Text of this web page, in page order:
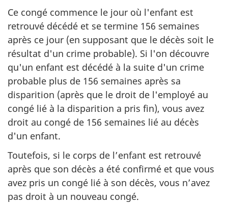
Ce congé commence le jour où l'enfant est
retrouvé décédé et se termine 156 semaines
après ce jour (en supposant que le décès soit le
résultat d'un crime probable). Si l'on découvre
qu'un enfant est décédé à la suite d'un crime
probable plus de 156 semaines après sa
disparition (après que le droit de l'employé au
congé lié à la disparition a pris fin), vous avez
droit au congé de 156 semaines lié au décès
d'un enfant.
Toutefois, si le corps de l’enfant est retrouvé
après que son décès a été confirmé et que vous
avez pris un congé lié à son décès, vous n’avez
pas droit à un nouveau congé.